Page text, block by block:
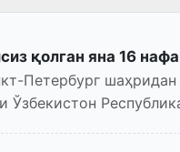
қолган яна 16
Петербург шаҳридан
Ўзбекистон